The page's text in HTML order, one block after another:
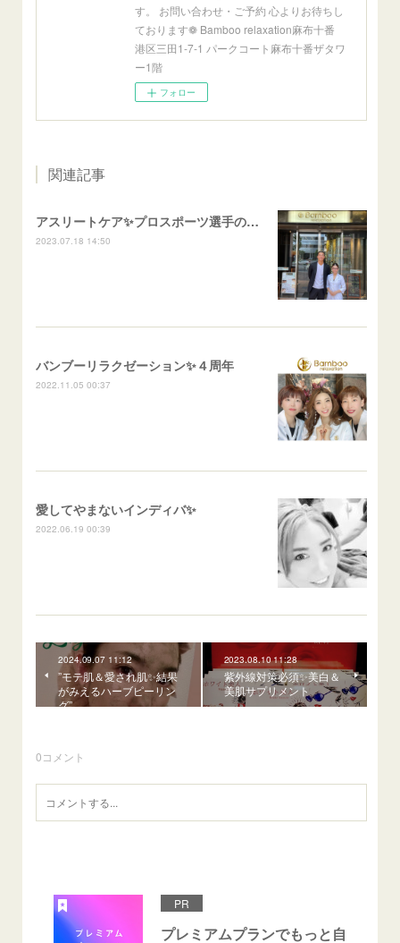
す。 お問い合わせ・ご予約 心よりお待ちし
ております❁ Bamboo relaxation麻布十番
港区三田1-7-1 パークコート麻布十番ザタワ
ー1階
フォロー
関連記事
アスリートケア✨プロスポーツ選手のご来店
2023.07.18 14:50
バンブーリラクゼーション✨４周年
2022.11.05 00:37
愛してやまないインディバ✨
2022.06.19 00:39
2024.09.07 11:12
”モテ肌＆愛され肌✨結果
がみえるハーブピーリン
グ”
2023.08.10 11:28
紫外線対策必須✨美白＆
美肌サプリメント
0コメント
PR
プレミアムプランでもっと自